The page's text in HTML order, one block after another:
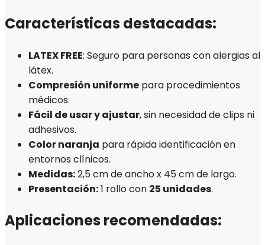
Características destacadas:
LATEX FREE: Seguro para personas con alergias al
látex.
Compresión uniforme para procedimientos
médicos.
Fácil de usar y ajustar, sin necesidad de clips ni
adhesivos.
Color naranja para rápida identificación en
entornos clínicos.
Medidas:2,5 cm de ancho x 45 cm de largo.
Presentación:1 rollo con 25 unidades.
Aplicaciones recomendadas: